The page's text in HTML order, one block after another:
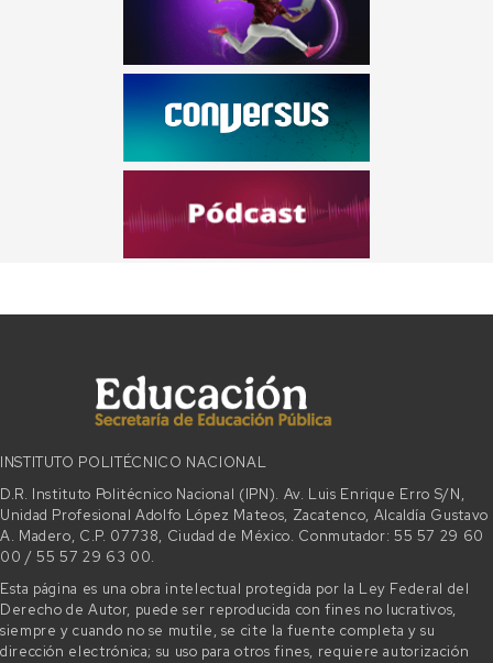
INSTITUTO POLITÉCNICO NACIONAL
D.R. Instituto Politécnico Nacional (IPN). Av. Luis Enrique Erro S/N,
Unidad Profesional Adolfo López Mateos, Zacatenco, Alcaldía Gustavo
A. Madero, C.P. 07738, Ciudad de México. Conmutador: 55 57 29 60
00 / 55 57 29 63 00.
Esta página es una obra intelectual protegida por la Ley Federal del
Derecho de Autor, puede ser reproducida con fines no lucrativos,
siempre y cuando no se mutile, se cite la fuente completa y su
dirección electrónica; su uso para otros fines, requiere autorización